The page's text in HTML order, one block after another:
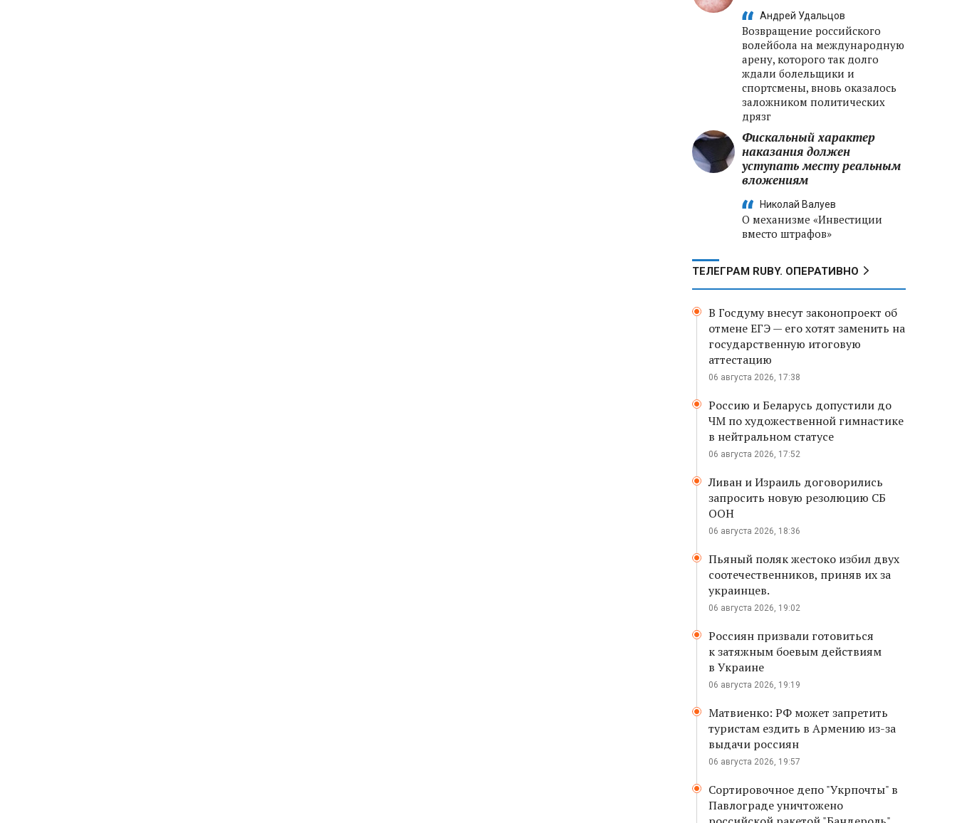
Андрей Удальцов
Возвращение российского
волейбола на международную
арену, которого так долго
ждали болельщики и
спортсмены, вновь оказалось
заложником политических
дрязг
Фискальный характер
наказания должен
уступать месту реальным
вложениям
Николай Валуев
О механизме «Инвестиции
вместо штрафов»
ТЕЛЕГРАМ RUBY. ОПЕРАТИВНО
В Госдуму внесут законопроект об
отмене ЕГЭ — его хотят заменить на
государственную итоговую
аттестацию
06 августа 2026, 17:38
Россию и Беларусь допустили до
ЧМ по художественной гимнастике
в нейтральном статусе
06 августа 2026, 17:52
Ливан и Израиль договорились
запросить новую резолюцию СБ
ООН
06 августа 2026, 18:36
Пьяный поляк жестоко избил двух
соотечественников, приняв их за
украинцев.
06 августа 2026, 19:02
Россиян призвали готовиться
к затяжным боевым действиям
в Украине
06 августа 2026, 19:19
Матвиенко: РФ может запретить
туристам ездить в Армению из-за
выдачи россиян
06 августа 2026, 19:57
Сортировочное депо "Укрпочты" в
Павлограде уничтожено